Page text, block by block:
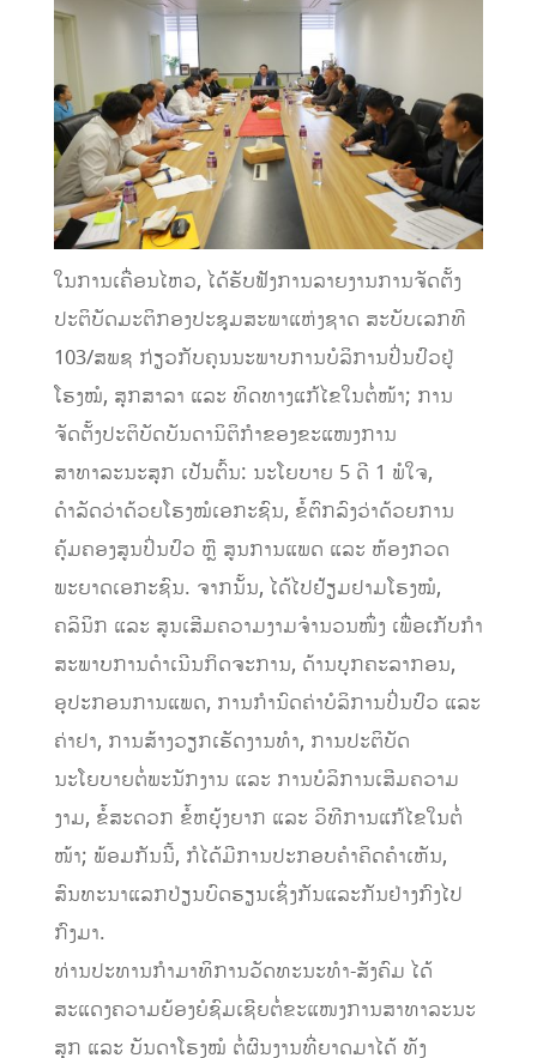
ໃນການເຄື່ອນໄຫວ, ໄດ້ຮັບຟັງການລາຍງານການຈັດຕັ້ງ
ປະຕິບັດມະຕິກອງປະຊຸມສະພາແຫ່ງຊາດ ສະບັບເລກທີ
103/ສພຊ ກ່ຽວກັບຄຸນນະພາບການບໍລິການປິ່ນປົວຢູ່
ໂຮງໝໍ, ສຸກສາລາ ແລະ ທິດທາງແກ້ໄຂໃນຕໍ່ໜ້າ; ການ
ຈັດຕັ້ງປະຕິບັດບັນດານິຕິກຳຂອງຂະແໜງການ
ສາທາລະນະສຸກ ເປັນຕົ້ນ: ນະໂຍບາຍ 5 ດີ 1 ພໍໃຈ,
ດຳລັດວ່າດ້ວຍໂຮງໝໍເອກະຊົນ, ຂໍ້ຕົກລົງວ່າດ້ວຍການ
ຄຸ້ມຄອງສູນປິ່ນປົວ ຫຼື ສູນການແພດ ແລະ ຫ້ອງກວດ
ພະຍາດເອກະຊົນ. ຈາກນັ້ນ, ໄດ້ໄປຢ້ຽມຢາມໂຮງໝໍ,
ຄລິນິກ ແລະ ສູນເສີມຄວາມງາມຈຳນວນໜຶ່ງ ເພື່ອເກັບກຳ
ສະພາບການດຳເນີນກິດຈະການ, ດ້ານບຸກຄະລາກອນ,
ອຸປະກອນການແພດ, ການກໍານົດຄ່າບໍລິການປິ່ນປົວ ແລະ
ຄ່າຢາ, ການສ້າງວຽກເຮັດງານທໍາ, ການປະຕິບັດ
ນະໂຍບາຍຕໍ່ພະນັກງານ ແລະ ການບໍລິການເສີມຄວາມ
ງາມ, ຂໍ້ສະດວກ ຂໍ້ຫຍຸ້ງຍາກ ແລະ ວິທີການແກ້ໄຂໃນຕໍ່
ໜ້າ; ພ້ອມກັນນີ້, ກໍໄດ້ມີການປະກອບຄຳຄິດຄຳເຫັນ,
ສົນທະນາແລກປ່ຽນບົດຮຽນເຊິ່ງກັນແລະກັນຢ່າງກົງໄປ
ກົງມາ.
ທ່ານປະທານກຳມາທິການວັດທະນະທຳ-ສັງຄົມ ໄດ້
ສະແດງຄວາມຍ້ອງຍໍຊົມເຊີຍຕໍ່ຂະແໜງການສາທາລະນະ
ສຸກ ແລະ ບັນດາໂຮງໝໍ ຕໍ່ຜົນງານທີ່ຍາດມາໄດ້ ທັງ